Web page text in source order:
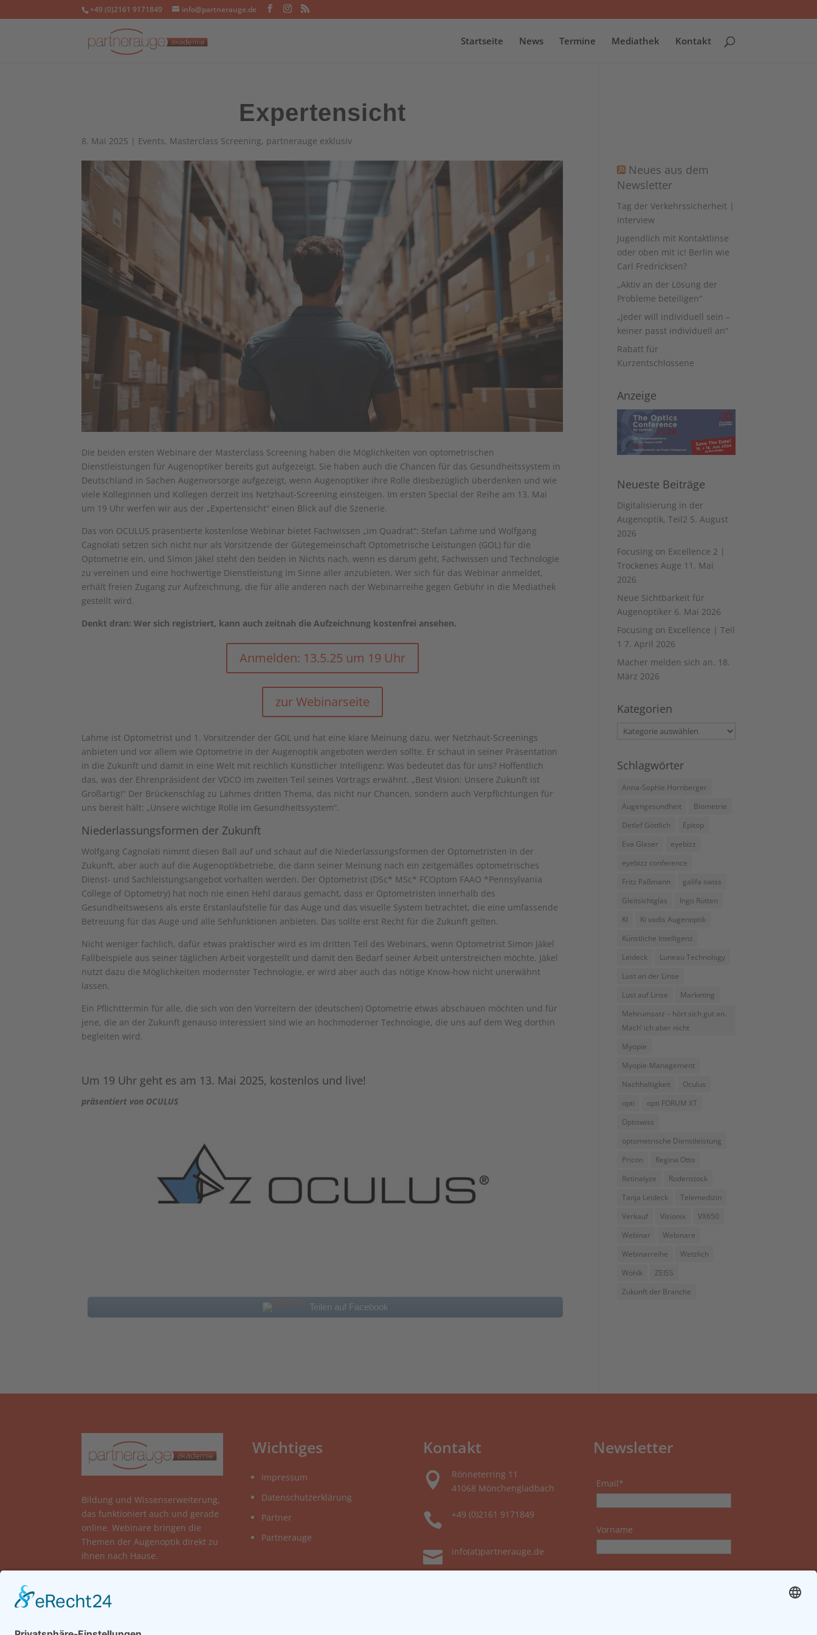
+49 (0)2161 9171849 info@partnerauge.de
Startseite News Termine Mediathek Kontakt
Expertensicht
8. Mai 2025 | Events, Masterclass Screening, partnerauge exklusiv
Die beiden ersten Webinare der Masterclass Screening haben die Möglichkeiten von optometrischen
Dienstleistungen für Augenoptiker bereits gut aufgezeigt. Sie haben auch die Chancen für das Gesundheitssystem in
Deutschland in Sachen Augenvorsorge aufgezeigt, wenn Augenoptiker ihre Rolle diesbezüglich überdenken und wie
viele Kolleginnen und Kollegen derzeit ins Netzhaut-Screening einsteigen. Im ersten Special der Reihe am 13. Mai
um 19 Uhr werfen wir aus der „Expertensicht“ einen Blick auf die Szenerie.
Das von OCULUS präsentierte kostenlose Webinar bietet Fachwissen „im Quadrat“: Stefan Lahme und Wolfgang
Cagnolati setzen sich nicht nur als Vorsitzende der Gütegemeinschaft Optometrische Leistungen (GOL) für die
Optometrie ein, und Simon Jäkel steht den beiden in Nichts nach, wenn es darum geht, Fachwissen und Technologie
zu vereinen und eine hochwertige Dienstleistung im Sinne aller anzubieten. Wer sich für das Webinar anmeldet,
erhält freien Zugang zur Aufzeichnung, die für alle anderen nach der Webinarreihe gegen Gebühr in die Mediathek
gestellt wird.
Denkt dran: Wer sich registriert, kann auch zeitnah die Aufzeichnung kostenfrei ansehen.
Anmelden: 13.5.25 um 19 Uhr
zur Webinarseite
Lahme ist Optometrist und 1. Vorsitzender der GOL und hat eine klare Meinung dazu, wer Netzhaut-Screenings
anbieten und vor allem wie Optometrie in der Augenoptik angeboten werden sollte. Er schaut in seiner Präsentation
in die Zukunft und damit in eine Welt mit reichlich Künstlicher Intelligenz: Was bedeutet das für uns? Hoffentlich
das, was der Ehrenpräsident der VDCO im zweiten Teil seines Vortrags erwähnt. „Best Vision: Unsere Zukunft ist
Großartig!“ Der Brückenschlag zu Lahmes dritten Thema, das nicht nur Chancen, sondern auch Verpflichtungen für
uns bereit hält: „Unsere wichtige Rolle im Gesundheitssystem“.
Niederlassungsformen der Zukunft
Wolfgang Cagnolati nimmt diesen Ball auf und schaut auf die Niederlassungsformen der Optometristen in der
Zukunft, aber auch auf die Augenoptikbetriebe, die dann seiner Meinung nach ein zeitgemäßes optometrisches
Dienst- und Sachleistungsangebot vorhalten werden. Der Optometrist (DSc* MSc* FCOptom FAAO *Pennsylvania
College of Optometry) hat noch nie einen Hehl daraus gemacht, dass er Optometristen innerhalb des
Gesundheitswesens als erste Erstanlaufstelle für das Auge und das visuelle System betrachtet, die eine umfassende
Betreuung für das Auge und alle Sehfunktionen anbieten. Das sollte erst Recht für die Zukunft gelten.
Nicht weniger fachlich, dafür etwas praktischer wird es im dritten Teil des Webinars, wenn Optometrist Simon Jäkel
Fallbeispiele aus seiner täglichen Arbeit vorgestellt und damit den Bedarf seiner Arbeit unterstreichen möchte. Jäkel
nutzt dazu die Möglichkeiten modernster Technologie, er wird aber auch das nötige Know-how nicht unerwähnt
lassen.
Ein Pflichttermin für alle, die sich von den Vorreitern der (deutschen) Optometrie etwas abschauen möchten und für
jene, die an der Zukunft genauso interessiert sind wie an hochmoderner Technologie, die uns auf dem Weg dorthin
begleiten wird.
Um 19 Uhr geht es am 13. Mai 2025, kostenlos und live!
präsentiert von OCULUS
Teilen auf Facebook
Neues aus dem
Newsletter
Tag der Verkehrssicherheit |
Interview
Jugendlich mit Kontaktlinse
oder oben mit ic! Berlin wie
Carl Fredricksen?
„Aktiv an der Lösung der
Probleme beteiligen“
„Jeder will individuell sein –
keiner passt individuell an“
Rabatt für
Kurzentschlossene
Anzeige
Neueste Beiträge
Digitalisierung in der
Augenoptik, Teil2 5. August
2026
Focusing on Excellence 2 |
Trockenes Auge 11. Mai
2026
Neue Sichtbarkeit für
Augenoptiker 6. Mai 2026
Focusing on Excellence | Teil
1 7. April 2026
Macher melden sich an. 18.
März 2026
Kategorien
Kategorien
Schlagwörter
Anna-Sophie Hornberger
Augengesundheit
Biometrie
Detlef Göttlich
Epitop
Eva Glaser
eyebizz
eyebizz conference
Fritz Paßmann
galifa swiss
Gleitsichtglas
Ingo Rütten
KI
Ki vadis Augenoptik
Künstliche Intelligenz
Leideck
Luneau Technology
Lust an der Linse
Lust auf Linse
Marketing
Mehrumsatz – hört sich gut an.
Mach’ ich aber nicht
Myopie
Myopie-Management
Nachhaltigkeit
Oculus
opti
opti FORUM XT
Optiswiss
optometrische Dienstleistung
Pricon
Regina Otto
Retinalyze
Rodenstock
Tanja Leideck
Telemedizin
Verkauf
Visionix
VX650
Webinar
Webinare
Webinarreihe
Wetzlich
Wöhlk
ZEISS
Zukunft der Branche
Bildung und Wissenserweiterung,
das funktioniert auch und gerade
online. Webinare bringen die
Themen der Augenoptik direkt zu
Ihnen nach Hause.
Wichtiges
Impressum
Datenschutzerklärung
Partner
Partnerauge
Kontakt

Rönneterring 11
41068 Mönchengladbach
 +49 (0)2161 9171849
 info(at)partnerauge.de
Newsletter
Email*
Vorname